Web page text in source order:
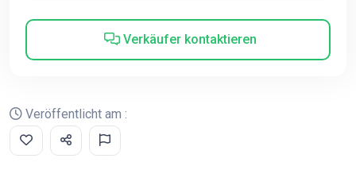
Verkäufer kontaktieren
Veröffentlicht am :